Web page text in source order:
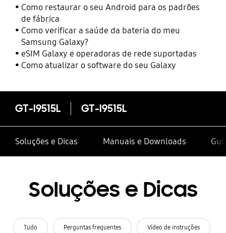
Como restaurar o seu Android para os padrões
de fábrica
Como verificar a saúde da bateria do meu
Samsung Galaxy?
eSIM Galaxy e operadoras de rede suportadas
Como atualizar o software do seu Galaxy
GT-I9515L GT-I9515L
Soluções e Dicas Manuais e Downloads
Soluções e Dicas
Tudo Perguntas frequentes Vídeo de instruções